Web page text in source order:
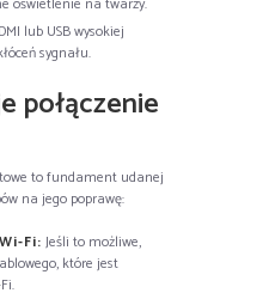
lub USB wysokiej
sygnału.
połączenie
to fundament udanej
na jego poprawę:
Fi: Jeśli to możliwe,
które jest